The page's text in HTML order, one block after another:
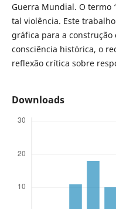
Guerra Mundial. O termo
tal violência. Este
gráfica para a
consciência histórica, o
reflexão crítica sobre
Downloads